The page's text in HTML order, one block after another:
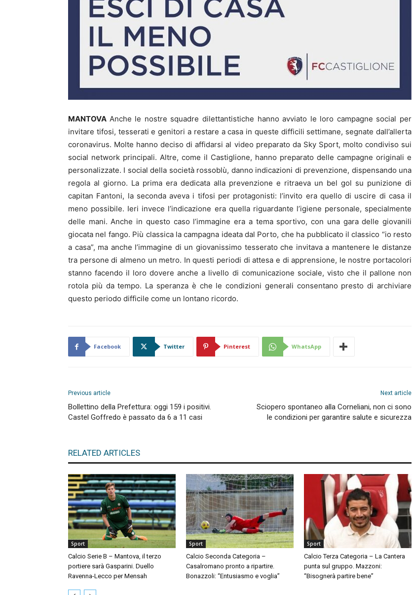
MANTOVA Anche le nostre squadre dilettantistiche hanno avviato le loro campagne social per
invitare tifosi, tesserati e genitori a restare a casa in queste difficili settimane, segnate dall’allerta
coronavirus. Molte hanno deciso di affidarsi al video preparato da Sky Sport, molto condiviso sui
social network principali. Altre, come il Castiglione, hanno preparato delle campagne originali e
personalizzate. I social della società rossoblù, danno indicazioni di prevenzione, dispensando una
regola al giorno. La prima era dedicata alla prevenzione e ritraeva un bel gol su punizione di
capitan Fantoni, la seconda aveva i tifosi per protagonisti: l’invito era quello di uscire di casa il
meno possibile. Ieri invece l’indicazione era quella riguardante l’igiene personale, specialmente
delle mani. Anche in questo caso l’immagine era a tema sportivo, con una gara delle giovanili
giocata nel fango. Più classica la campagna ideata dal Porto, che ha pubblicato il classico “io resto
a casa”, ma anche l’immagine di un giovanissimo tesserato che invitava a mantenere le distanze
tra persone di almeno un metro. In questi periodi di attesa e di apprensione, le nostre portacolori
stanno facendo il loro dovere anche a livello di comunicazione sociale, visto che il pallone non
rotola più da tempo. La speranza è che le condizioni generali consentano presto di archiviare
questo periodo difficile come un lontano ricordo.
Facebook Twitter Pinterest WhatsApp
Previous article
Bollettino della Prefettura: oggi 159 i positivi.
Castel Goffredo è passato da 6 a 11 casi
Next article
Sciopero spontaneo alla Corneliani, non ci sono
le condizioni per garantire salute e sicurezza
RELATED ARTICLES
Sport
Calcio Serie B – Mantova, il terzo
portiere sarà Gasparini. Duello
Ravenna-Lecco per Mensah
Sport
Calcio Seconda Categoria –
Casalromano pronto a ripartire.
Bonazzoli: “Entusiasmo e voglia”
Sport
Calcio Terza Categoria – La Cantera
punta sul gruppo. Mazzoni:
“Bisognerà partire bene”